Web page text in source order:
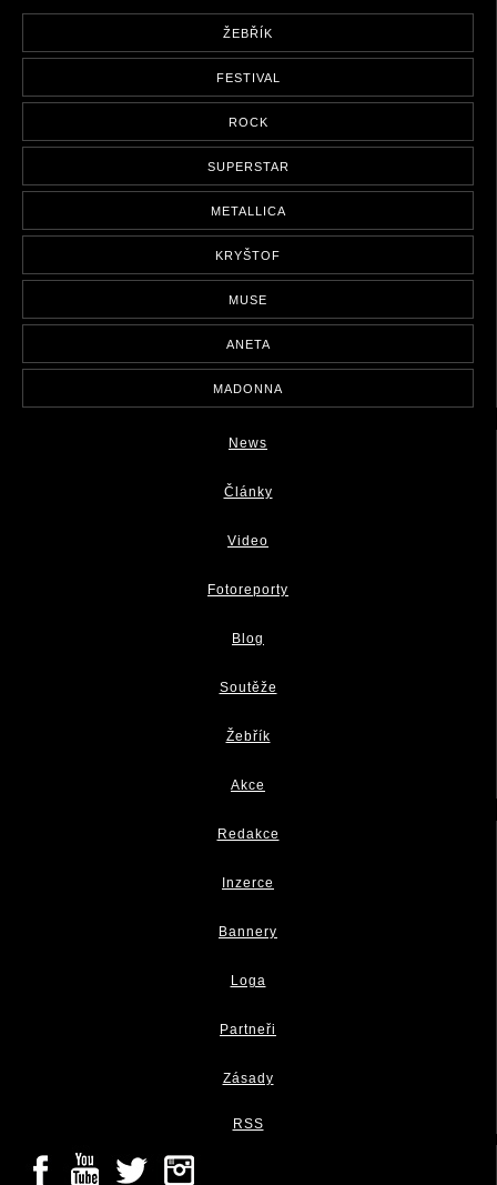
ŽEBŘÍK
FESTIVAL
ROCK
SUPERSTAR
METALLICA
KRYŠTOF
MUSE
ANETA
MADONNA
News
Články
Video
Fotoreporty
Blog
Soutěže
Žebřík
Akce
Redakce
Inzerce
Bannery
Loga
Partneři
Zásady
RSS